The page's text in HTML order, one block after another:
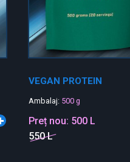
VEGAN PROTEIN
Ambalaj: 500 g
Preț nou: 500 L
550 L